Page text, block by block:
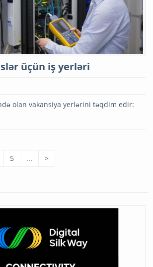
üçün iş yerləri
olan vakansiya yerlərini təqdim edir:
5 ... >